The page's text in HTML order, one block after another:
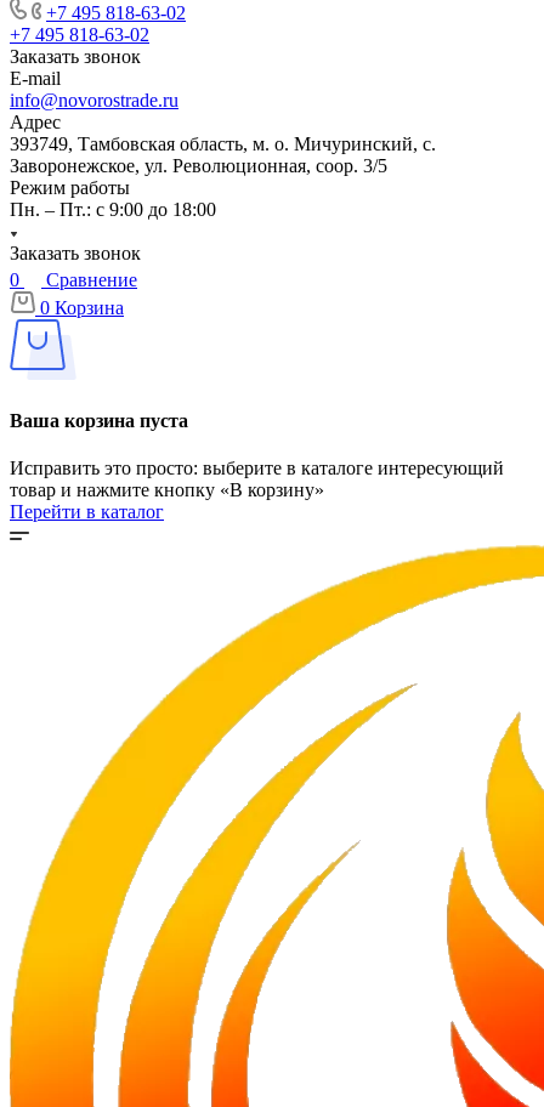
+7 495 818-63-02
+7 495 818-63-02
Заказать звонок
E-mail
info@novorostrade.ru
Адрес
393749, Тамбовская область, м. о. Мичуринский, с.
Заворонежское, ул. Революционная, соор. 3/5
Режим работы
Пн. – Пт.: с 9:00 до 18:00
Заказать звонок
0
Сравнение
0 Корзина
Ваша корзина пуста
Исправить это просто: выберите в каталоге интересующий
товар и нажмите кнопку «В корзину»
Перейти в каталог